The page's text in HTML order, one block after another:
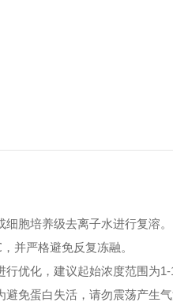
胞培养级去离子水进行复溶。
并严格避免反复冻融。
优化，建议起始浓度范围为1-
免蛋白失活，请勿震荡产生气